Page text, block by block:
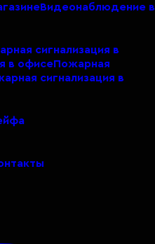
Видеонаблюдение в
сигнализация в
в офисеПожарная
сигнализация в